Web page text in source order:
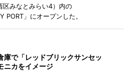
区みなとみらい4）内の
PORT」にオープンした。
庫で「レッドブリックサンセッ
ニカをイメージ